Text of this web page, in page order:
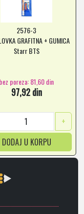
2576-3
GRAFITNA + GUMICA
Starr BTS
bez poreza: 81,60 din
97,92 din
+
DODAJ U KORPU